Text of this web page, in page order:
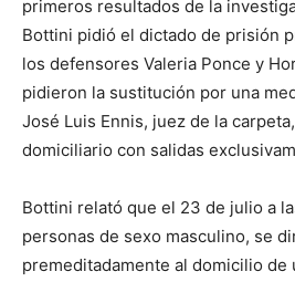
primeros resultados de la
Bottini pidió el dictado de prisión
los defensores Valeria Ponce y
pidieron la sustitución por una
José Luis Ennis, juez de la
domiciliario con salidas
Bottini relató que el 23 de julio a
personas de sexo masculino, se
premeditadamente al domicilio de